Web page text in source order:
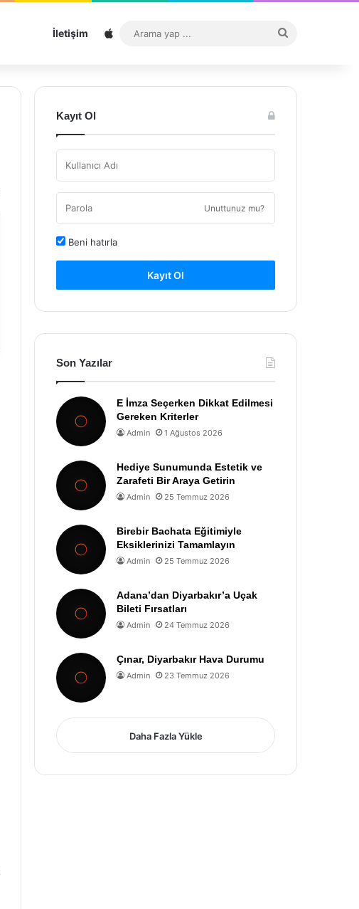
İletişim Sitemap
...
Kayıt Ol
Unuttunuz mu?
Beni hatırla
Kayıt Ol
Son Yazılar
E İmza Seçerken Dikkat Edilmesi
Gereken Kriterler
Admin 1 Ağustos 2026
Hediye Sunumunda Estetik ve
Zarafeti Bir Araya Getirin
Admin 25 Temmuz 2026
Birebir Bachata Eğitimiyle
Eksiklerinizi Tamamlayın
Admin 25 Temmuz 2026
Adana’dan Diyarbakır’a Uçak
Bileti Fırsatları
Admin 24 Temmuz 2026
Çınar, Diyarbakır Hava Durumu
Admin 23 Temmuz 2026
Daha Fazla Yükle